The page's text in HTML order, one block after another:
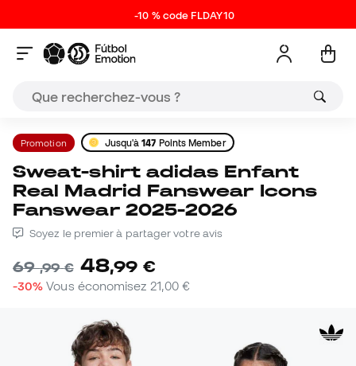
-10 % code FLDAY10
Promotion Jusqu'à147 Points Member
Sweat-shirt adidas Enfant
Real Madrid Fanswear Icons
Fanswear 2025-2026
Soyez le premier à partager votre avis
69,99 € 48,99 €
-30% Vous économisez 21,00 €